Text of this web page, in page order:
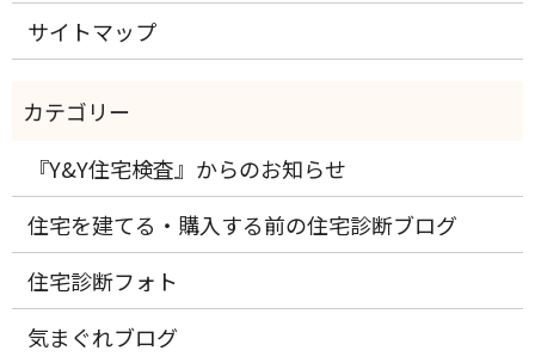
サイトマップ
『Y&Y住宅検査』からのお知らせ
住宅を建てる・購入する前の住宅診断ブログ
住宅診断フォト
気まぐれブログ